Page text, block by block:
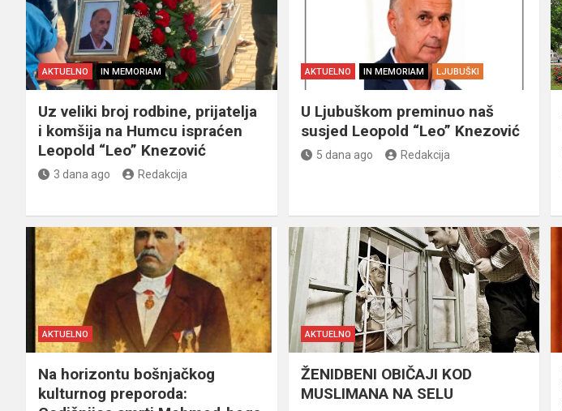
AKTUELNO IN MEMORIAM
Uz veliki broj rodbine, prijatelja
i komšija na Humcu ispraćen
Leopold “Leo” Knezović
3 dana ago Redakcija
AKTUELNO IN MEMORIAM LJUBUŠKI
U Ljubuškom preminuo naš
susjed Leopold “Leo” Knezović
5 dana ago Redakcija
AKTUELNO
Na horizontu bošnjačkog
kulturnog preporoda:
AKTUELNO
ŽENIDBENI OBIČAJI KOD
MUSLIMANA NA SELU